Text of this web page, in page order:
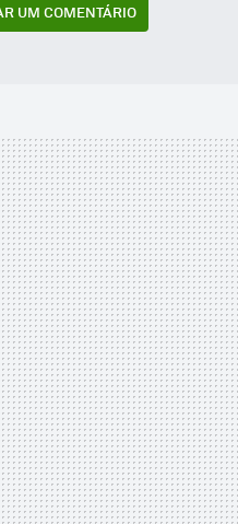
UM COMENTÁRIO